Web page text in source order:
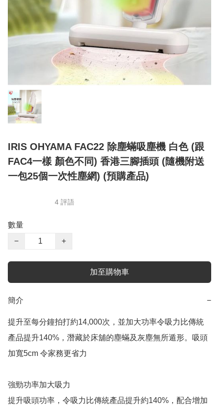
IRIS OHYAMA FAC22 除塵蟎吸塵機 白色 (跟
FAC4一樣 顏色不同) 香港三腳插頭 (隨機附送
一包25個一次性塵網) (預購產品)
4 評語
數量
−
+
加至購物車
簡介 −
提升至每分鐘拍打約14,000次，並加大功率令吸力比傳統
產品提升140%，潛藏於床舖的塵蟎及灰塵無所遁形。吸頭
加寬5cm 令家務更省力
強勁功率加大吸力
提升吸頭功率，令吸力比傳統產品提升約140%，配合增加